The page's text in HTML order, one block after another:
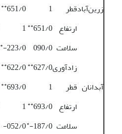
زرین‌آبادقطر 1
651/0
**
ارتفاع 651/0
**
1
سلامت 090/0
223/0-
*
زادآوری627/0
**
622/0
**
آبدانان قطر 1
693/0
**
ارتفاع 693/0
**
1
سلامت 187/0-
*
052/0-